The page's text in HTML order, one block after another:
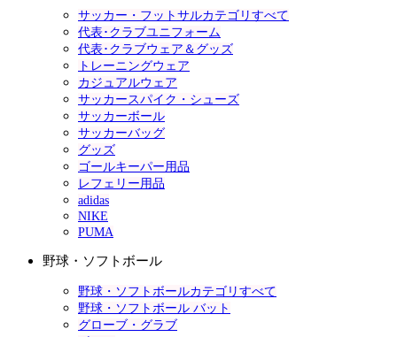
サッカー・フットサルカテゴリすべて
代表･クラブユニフォーム
代表･クラブウェア＆グッズ
トレーニングウェア
カジュアルウェア
サッカースパイク・シューズ
サッカーボール
サッカーバッグ
グッズ
ゴールキーパー用品
レフェリー用品
adidas
NIKE
PUMA
野球・ソフトボール
野球・ソフトボールカテゴリすべて
野球・ソフトボール バット
グローブ・グラブ